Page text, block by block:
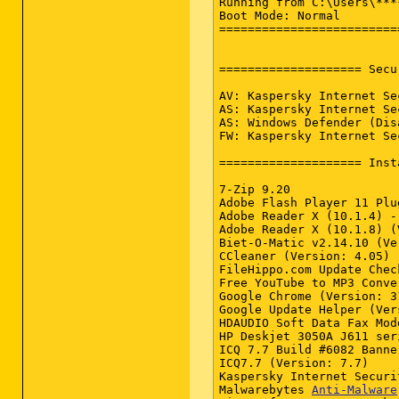
Boot Mode: Normal
====================
AV: Kaspersky Internet
AS: Kaspersky Internet
AS: Windows Defender
FW: Kaspersky Internet
====================
7-Zip 9.20
Adobe Flash Player 11
Adobe Reader X (10.1.4)
Adobe Reader X (10.1.8)
Biet-O-Matic v2.14.10
CCleaner (Version: 4.05)
FileHippo.com Update
Free YouTube to MP3
Google Chrome (Version:
Google Update Helper
HDAUDIO Soft Data Fax
HP Deskjet 3050A J611
ICQ 7.7 Build #6082
ICQ7.7 (Version: 7.7)
Kaspersky Internet
Malwarebytes Anti-Malware